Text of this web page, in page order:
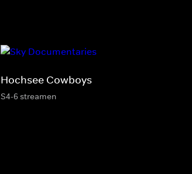
Hochsee Cowboys
S4-6 streamen